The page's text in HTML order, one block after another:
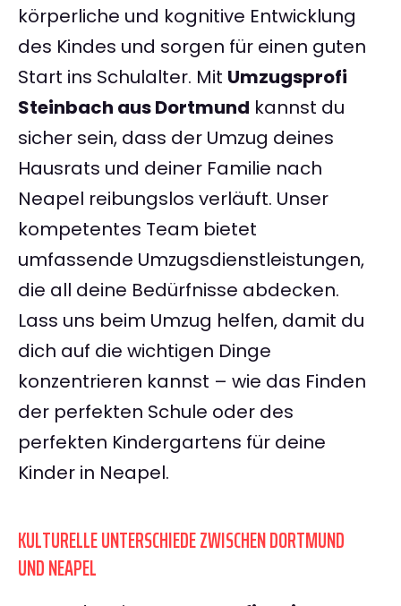
körperliche und kognitive Entwicklung
des Kindes und sorgen für einen guten
Start ins Schulalter. Mit Umzugsprofi
Steinbach aus Dortmund kannst du
sicher sein, dass der Umzug deines
Hausrats und deiner Familie nach
Neapel reibungslos verläuft. Unser
kompetentes Team bietet
umfassende Umzugsdienstleistungen,
die all deine Bedürfnisse abdecken.
Lass uns beim Umzug helfen, damit du
dich auf die wichtigen Dinge
konzentrieren kannst – wie das Finden
der perfekten Schule oder des
perfekten Kindergartens für deine
Kinder in Neapel.
KULTURELLE UNTERSCHIEDE ZWISCHEN DORTMUND
UND NEAPEL